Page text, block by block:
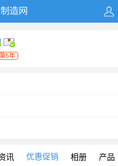
造网
第5年
讯 优惠促销 相册 产品